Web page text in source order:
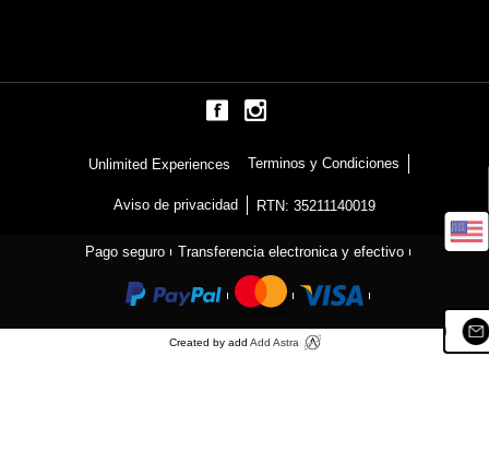
Unlimited Experiences Terminos y Condiciones
Aviso de privacidad RTN: 35211140019
Pago seguro Transferencia electronica y efectivo
Created by add Add Astra